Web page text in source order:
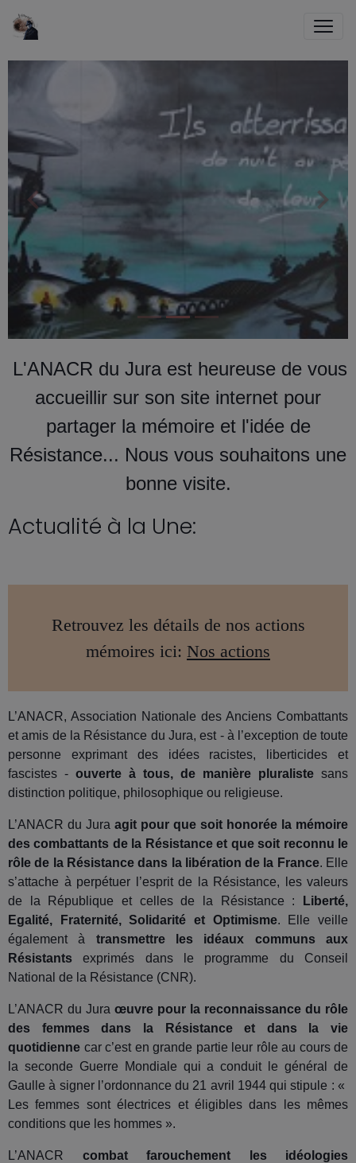
L'ANACR du Jura est heureuse de vous
accueillir sur son site internet pour
partager la mémoire et l'idée de
Résistance... Nous vous souhaitons une
bonne visite.
Actualité à la Une:
Retrouvez les détails de nos actions
mémoires ici: ​ Nos actions
L’ANACR, Association Nationale des Anciens Combattants
et amis de la Résistance du Jura, est - à l’exception de toute
personne exprimant des idées racistes, liberticides et
fascistes - ouverte à tous, de manière pluraliste sans
distinction politique, philosophique ou religieuse.
L’ANACR du Jura agit pour que soit honorée la mémoire
des combattants de la Résistance et que soit reconnu le
rôle de la Résistance dans la libération de la France. Elle
s’attache à perpétuer l’esprit de la Résistance, les valeurs
de la République et celles de la Résistance :
Liberté,
Egalité, Fraternité, Solidarité et Optimisme. Elle veille
également à transmettre les idéaux communs aux
Résistants exprimés dans le programme du Conseil
National de la Résistance (CNR).
L’ANACR du Jura œuvre pour la reconnaissance du rôle
des femmes dans la Résistance et dans la vie
quotidienne car c’est en grande partie leur rôle au cours de
la seconde Guerre Mondiale qui a conduit le général de
Gaulle à signer l’ordonnance du 21 avril 1944 qui stipule : «
Les femmes sont électrices et éligibles dans les mêmes
conditions que les hommes ».
L’ANACR combat farouchement les idéologies